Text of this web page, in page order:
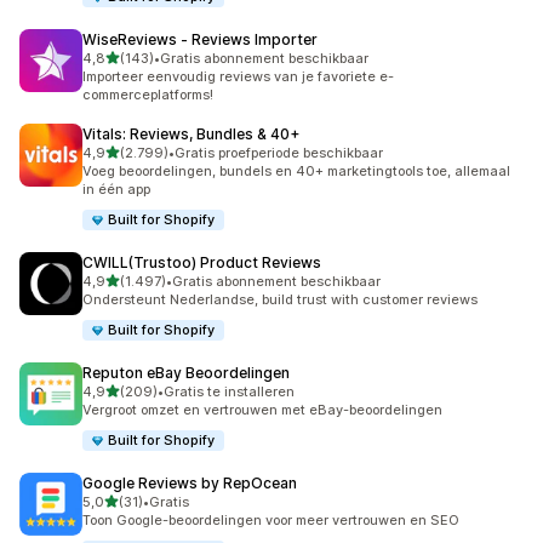
WiseReviews ‑ Reviews Importer
4,8van 5 sterren
(143)
143 recensies in totaal
•Gratis abonnement beschikbaar
Importeer eenvoudig reviews van je favoriete e-
commerceplatforms!
Vitals: Reviews, Bundles & 40+
4,9van 5 sterren
(2.799)
2799 recensies in totaal
•Gratis proefperiode beschikbaar
Voeg beoordelingen, bundels en 40+ marketingtools toe, allemaal
in één app
Built for Shopify
CWILL(Trustoo) Product Reviews
4,9van 5 sterren
(1.497)
1497 recensies in totaal
•Gratis abonnement beschikbaar
Ondersteunt Nederlandse, build trust with customer reviews
Built for Shopify
Reputon eBay Beoordelingen
4,9van 5 sterren
(209)
209 recensies in totaal
•Gratis te installeren
Vergroot omzet en vertrouwen met eBay-beoordelingen
Built for Shopify
Google Reviews by RepOcean
5,0van 5 sterren
(31)
31 recensies in totaal
•Gratis
Toon Google-beoordelingen voor meer vertrouwen en SEO